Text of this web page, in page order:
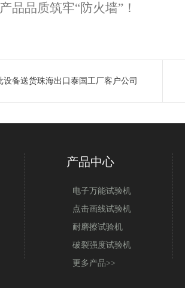
品品质筑牢“防火墙”！
设备送货珠海出口泰国工厂客户公司
产品中心
电子万能试验机
点击画线试验机
耐磨擦试验机
破裂强度试验机
更多产品>>